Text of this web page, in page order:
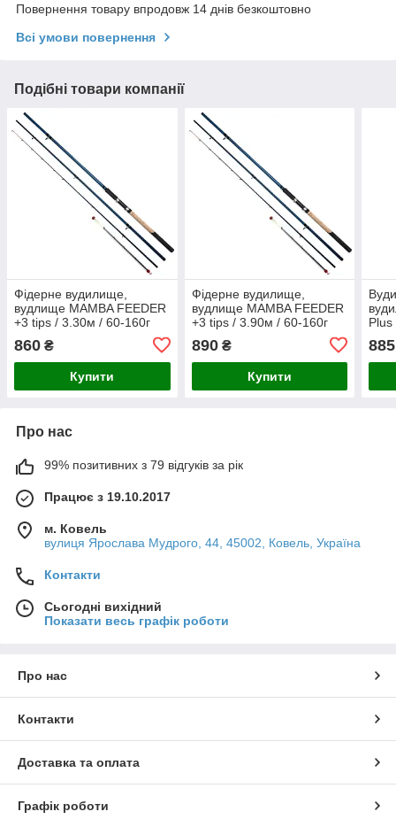
Повернення товару впродовж 14 днів безкоштовно
Всі умови повернення
Подібні товари компанії
Фідерне вудилище,
вудлище MAMBA FEEDER
+3 tips / 3.30м / 60-160г
860 ₴
Купити
Фідерне вудилище,
вудлище MAMBA FEEDER
+3 tips / 3.90м / 60-160г
890₴
Купити
885
Про нас
99% позитивних з 79 відгуків за рік
Працює з 19.10.2017
м. Ковель
вулиця Ярослава Мудрого, 44, 45002, Ковель, Україна
Контакти
Сьогодні вихідний
Показати весь графік роботи
Про нас
Контакти
Доставка та оплата
Графік роботи